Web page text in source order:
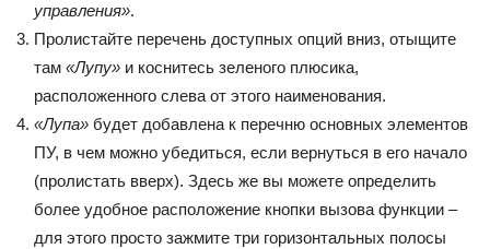
управления».
Пролистайте перечень доступных опций вниз, отыщите
там «Лупу» и коснитесь зеленого плюсика,
расположенного слева от этого наименования.
«Лупа» будет добавлена к перечню основных элементов
ПУ, в чем можно убедиться, если вернуться в его начало
(пролистать вверх). Здесь же вы можете определить
более удобное расположение кнопки вызова функции –
для этого просто зажмите три горизонтальных полосы